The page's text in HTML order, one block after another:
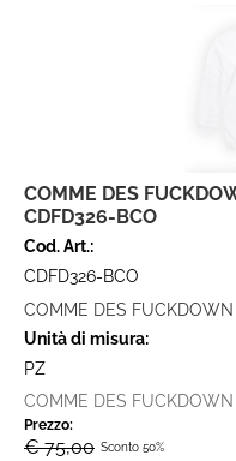
COMME DES
CDFD326-BCO
Cod. Art.:
CDFD326-BCO
COMME DES FUCKDOWN
Unità di misura:
PZ
COMME DES FUCKDOWN
Prezzo:
€ 75,00 Sconto 50%